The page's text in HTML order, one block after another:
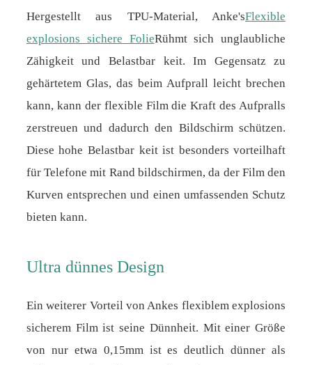
Hergestellt aus TPU-Material, Anke'sFlexible
explosions sichere FolieRühmt sich unglaubliche
Zähigkeit und Belastbar keit. Im Gegensatz zu
gehärtetem Glas, das beim Aufprall leicht brechen
kann, kann der flexible Film die Kraft des Aufpralls
zerstreuen und dadurch den Bildschirm schützen.
Diese hohe Belastbar keit ist besonders vorteilhaft
für Telefone mit Rand bildschirmen, da der Film den
Kurven entsprechen und einen umfassenden Schutz
bieten kann.
Ultra dünnes Design
Ein weiterer Vorteil von Ankes flexiblem explosions
sicherem Film ist seine Dünnheit. Mit einer Größe
von nur etwa 0,15mm ist es deutlich dünner als